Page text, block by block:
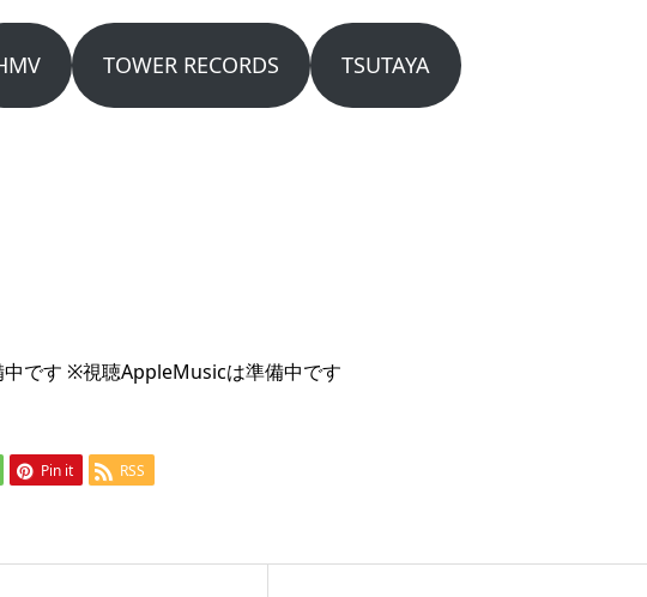
TOWER RECORDS TSUTAYA
です ※視聴AppleMusicは準備中です
Pin it RSS